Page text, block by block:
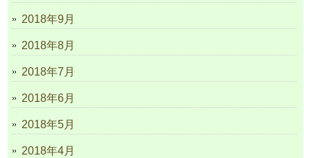
2018年9月
2018年8月
2018年7月
2018年6月
2018年5月
2018年4月